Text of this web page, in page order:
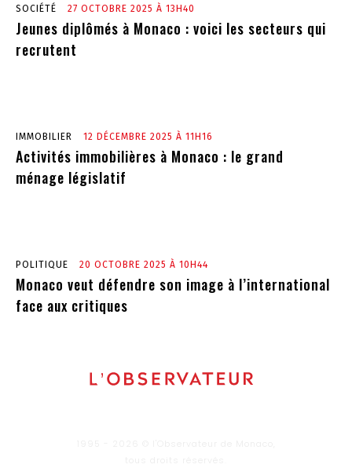
SOCIÉTÉ 27 OCTOBRE 2025 À 13H40
Jeunes diplômés à Monaco : voici les secteurs qui
recrutent
IMMOBILIER 12 DÉCEMBRE 2025 À 11H16
Activités immobilières à Monaco : le grand
ménage législatif
POLITIQUE 20 OCTOBRE 2025 À 10H44
Monaco veut défendre son image à l’international
face aux critiques